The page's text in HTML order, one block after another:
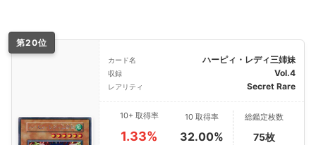
第20位
カード名 ハーピィ・レディ三姉妹
収録 Vol.4
レアリティ Secret Rare
10+ 取得率
1.33%
10 取得率
32.00%
総鑑定枚数
75枚